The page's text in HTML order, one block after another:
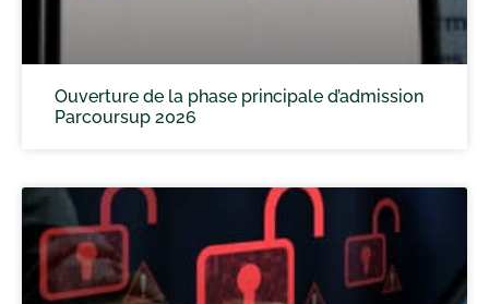
Ouverture de la phase principale d’admission
Parcoursup 2026